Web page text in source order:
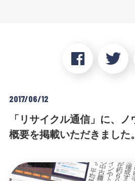
2017/06/12
「リサイクル通信」に、ノ
概要を掲載いただきました。